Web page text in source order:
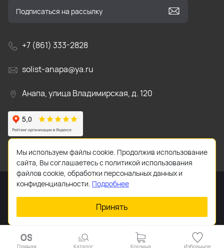
+7 (861) 333-2828
solist-anapa@ya.ru
Анапа, улица Владимирская, д. 120
2026 © Все права защищены.
Главная Каталог Корзина Избранное
Мы используем файлы cookie. Продолжив использование
сайта, Вы соглашаетесь с политикой использования
файлов cookie, обработки персональных данных и
конфиденциальности. Подробнее
Принять